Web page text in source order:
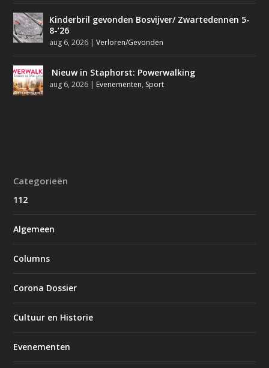
Kinderbril gevonden Bosvijver/ Zwartedennen 5-
8-’26
aug 6, 2026 |Verloren/Gevonden
Nieuw in Staphorst: Powerwalking
aug 6, 2026 | Evenementen, Sport
Categorieën
112
Algemeen
Columns
Corona Dossier
Cultuur en Historie
Evenementen